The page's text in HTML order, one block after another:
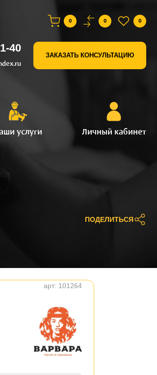
0 0 0
40
ЗАКАЗАТЬ КОНСУЛЬТАЦИЮ
услуги Личный кабинет
ПОДЕЛИТЬСЯ
арт: 101264